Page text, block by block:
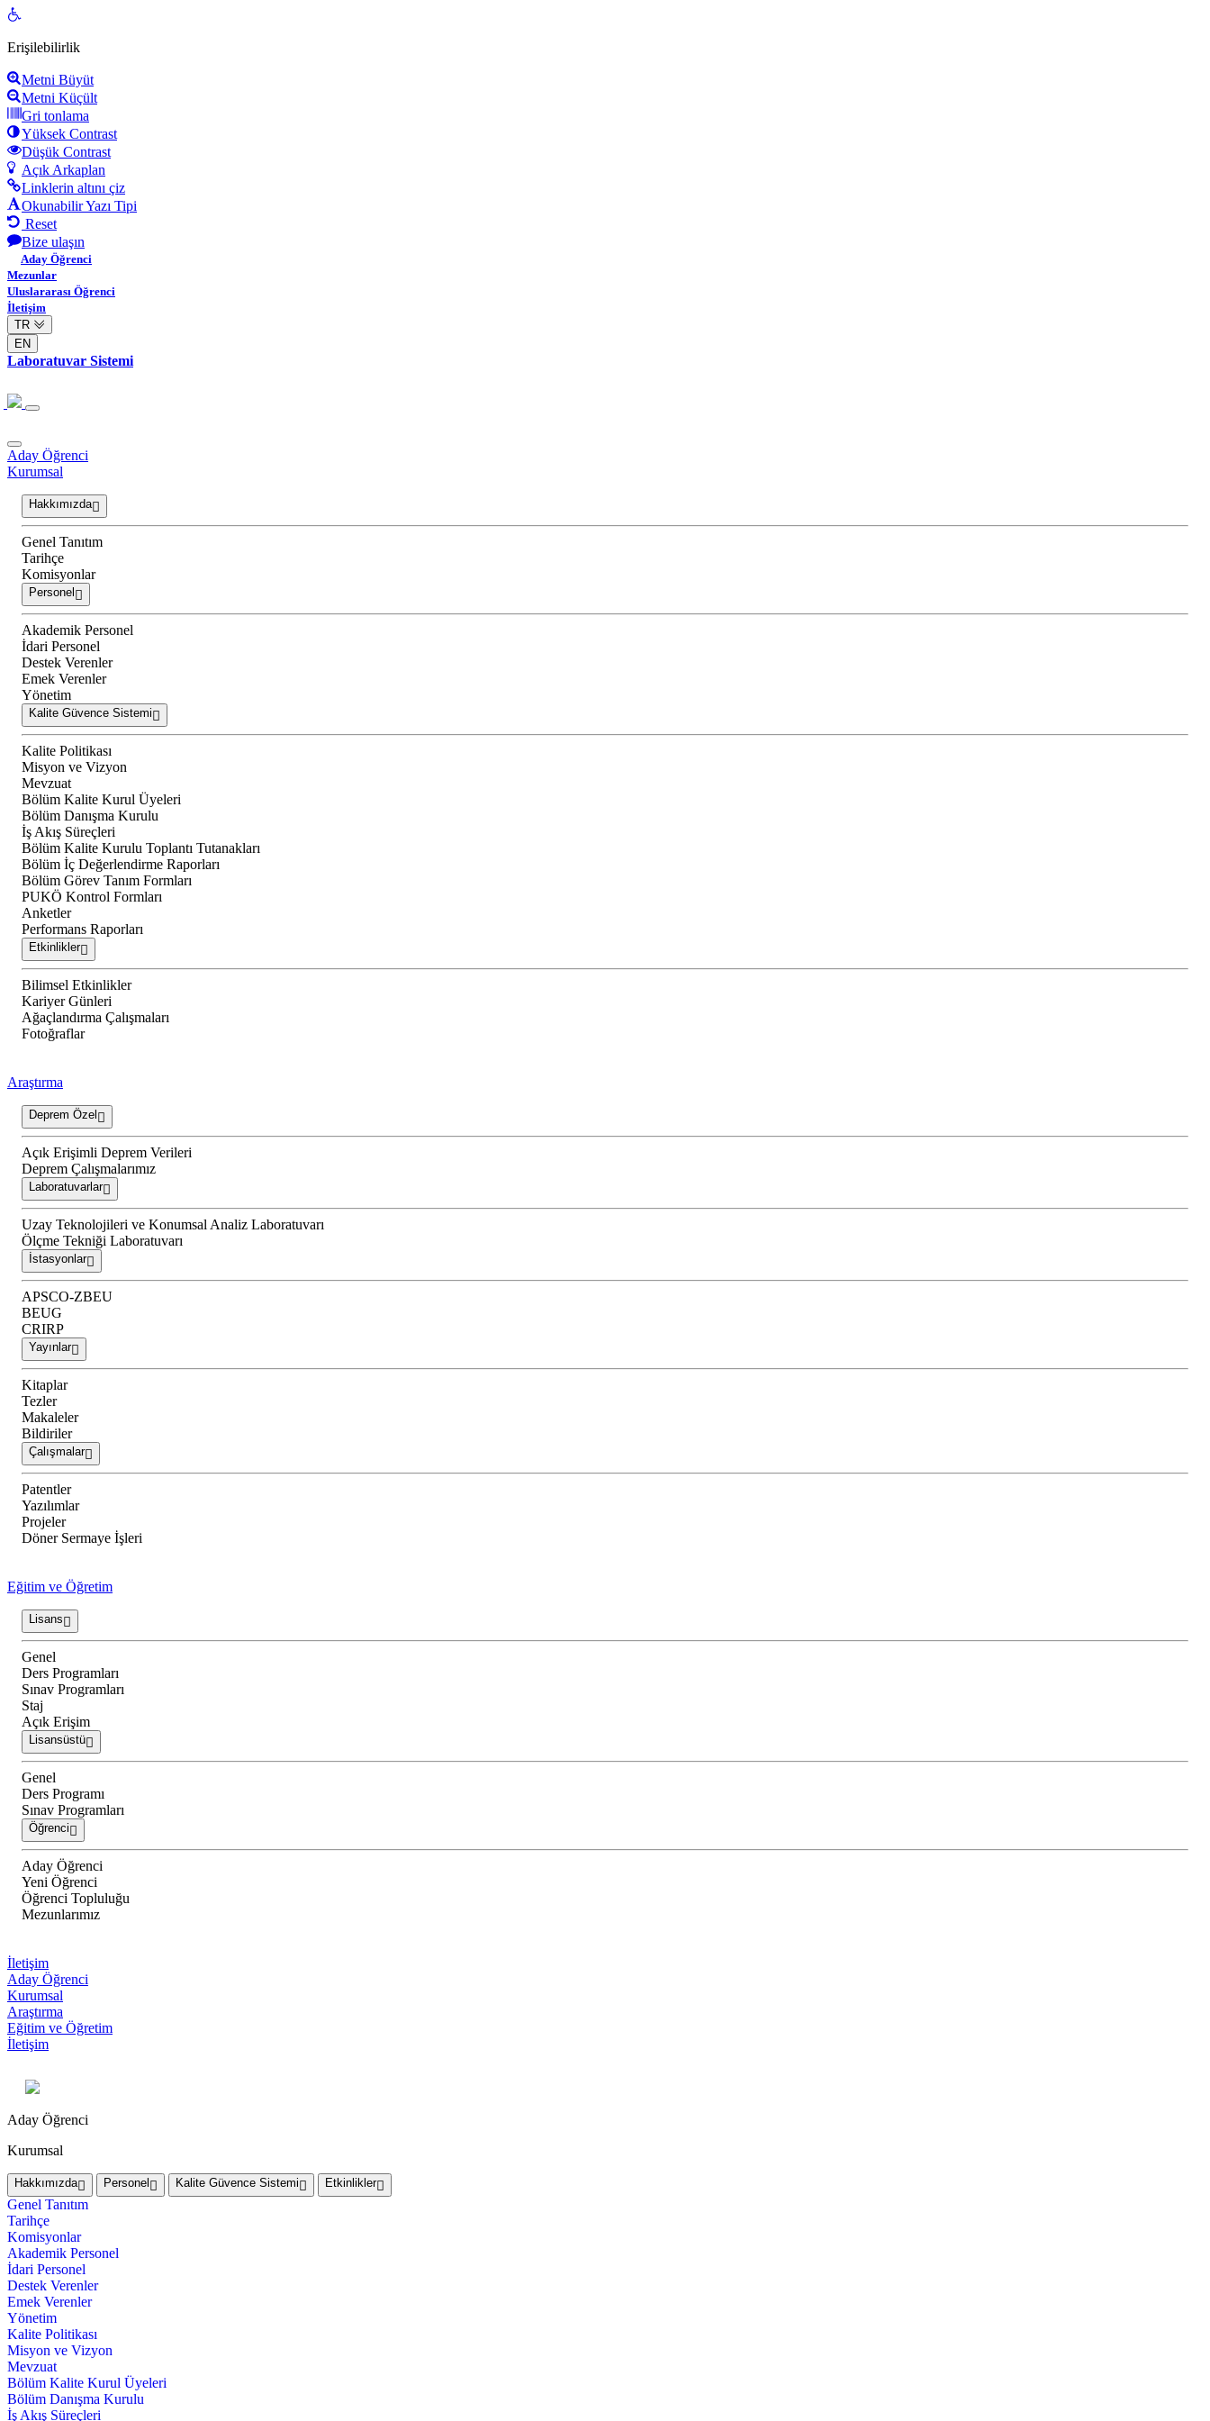
Open
Erişilebilirlik
Metni Büyüt
Metni Küçült
Gri tonlama
Yüksek Contrast
Düşük Contrast
Açık Arkaplan
Linklerin altını çiz
Okunabilir Yazı Tipi
Reset
Bize ulaşın
Aday Öğrenci
Mezunlar
Uluslararası Öğrenci
İletişim
TR
EN
Laboratuvar Sistemi
Aday Öğrenci
Kurumsal
Hakkımızda
Genel Tanıtım
Tarihçe
Komisyonlar
Personel
Akademik Personel
İdari Personel
Destek Verenler
Emek Verenler
Yönetim
Kalite Güvence Sistemi
Kalite Politikası
Misyon ve Vizyon
Mevzuat
Bölüm Kalite Kurul Üyeleri
Bölüm Danışma Kurulu
İş Akış Süreçleri
Bölüm Kalite Kurulu Toplantı Tutanakları
Bölüm İç Değerlendirme Raporları
Bölüm Görev Tanım Formları
PUKÖ Kontrol Formları
Anketler
Performans Raporları
Etkinlikler
Bilimsel Etkinlikler
Kariyer Günleri
Ağaçlandırma Çalışmaları
Fotoğraflar
Araştırma
Deprem Özel
Açık Erişimli Deprem Verileri
Deprem Çalışmalarımız
Laboratuvarlar
Uzay Teknolojileri ve Konumsal Analiz Laboratuvarı
Ölçme Tekniği Laboratuvarı
İstasyonlar
APSCO-ZBEU
BEUG
CRIRP
Yayınlar
Kitaplar
Tezler
Makaleler
Bildiriler
Çalışmalar
Patentler
Yazılımlar
Projeler
Döner Sermaye İşleri
Eğitim ve Öğretim
Lisans
Genel
Ders Programları
Sınav Programları
Staj
Açık Erişim
Lisansüstü
Genel
Ders Programı
Sınav Programları
Öğrenci
Aday Öğrenci
Yeni Öğrenci
Öğrenci Topluluğu
Mezunlarımız
İletişim
Aday Öğrenci
Kurumsal
Araştırma
Eğitim ve Öğretim
İletişim
Aday Öğrenci
Kurumsal
Hakkımızda Personel Kalite Güvence Sistemi Etkinlikler
Genel Tanıtım
Tarihçe
Komisyonlar
Akademik Personel
İdari Personel
Destek Verenler
Emek Verenler
Yönetim
Kalite Politikası
Misyon ve Vizyon
Mevzuat
Bölüm Kalite Kurul Üyeleri
Bölüm Danışma Kurulu
İş Akış Süreçleri